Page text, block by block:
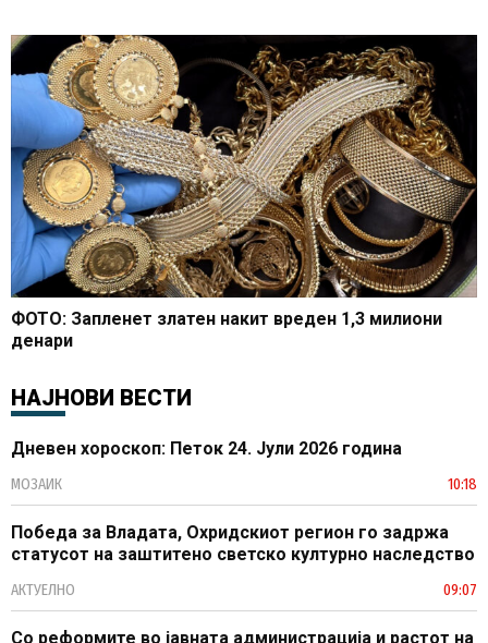
ФОТО: Запленет златен накит вреден 1,3 милиони
денари
НАЈНОВИ ВЕСТИ
Дневен хороскоп: Петок 24. Јули 2026 година
МОЗАИК 10:18
Победа за Владата, Охридскиот регион го задржа
статусот на заштитено светско културно наследство
АКТУЕЛНО 09:07
Со реформите во јавната администрација и растот на